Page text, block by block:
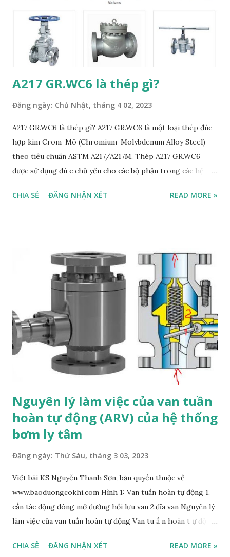
gây ăn mòn hoặc đóng cặn: Trong các ứng dụng mà PSV cần
phải được kiểm tra thường xuyên hơn do tính chất của lưu
chất (corrosive or foul...
A217 GR.WC6 là thép gì?
Đăng ngày: Chủ Nhật, tháng 4 02, 2023
A217 GR.WC6 là thép gì? A217 GR.WC6 là một loại thép đúc
hợp kim Crom-Mô (Chromium-Molybdenum Alloy Steel)
theo tiêu chuẩn ASTM A217/A217M. Thép A217 GR.WC6
được sử dụng đú c chủ yếu cho các bộ phận trong các hệ
hơi, đường ống áp lực cao, thân bơm, cánh bơm và thân van,
là mã số cho một loại vật liệu trong hợp kim thép đúc, đó là
hợp kim Crom-Mô (Chromium-Molybdenum Alloy). Cụ thể,
"WC" trong WC6 là viết tắt của "Weldable Castings" và số
"6" dùng để chỉ các nguyên tố hợp kim cụ thể có trong thép.
"W" trong mã số này cũng thể hiện cho "Weldable" (dễ hàn),
"C" thể hiện cho "Chromium" (crom) và "6" thể hiện cho
nồng độ molybdenum (molypdenum) trong hợp kim. Vì vậy,
WC6 l...
CHIA SẺ ĐĂNG NHẬN XÉT READ MORE »
Nguyên lý làm việc của van tuần
hoàn tự động (ARV) của hệ thống
bơm ly tâm
Đăng ngày: Thứ Sáu, tháng 3 03, 2023
Viết bài KS Nguyễn Thanh Sơn, bản quyền thuộc về
www.baoduongcokhi.com Hình 1: Van tuần hoàn tự động 1.
cần tác động đóng mở đường hồi lưu van 2.đĩa van Nguyên lý
làm việc của van tuần hoàn tự động Van tu ầ n hoàn t ự độ ng
k ế để đả m b ả o dòng ch ả y liên t ụ c qua b ơ m trong tr ườ
CHIA SẺ ĐĂNG NHẬN XÉT READ MORE »